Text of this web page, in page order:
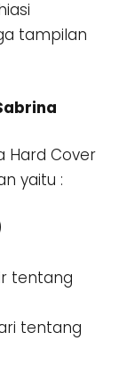
tampilan
Hard Cover
yaitu :
tentang
tentang